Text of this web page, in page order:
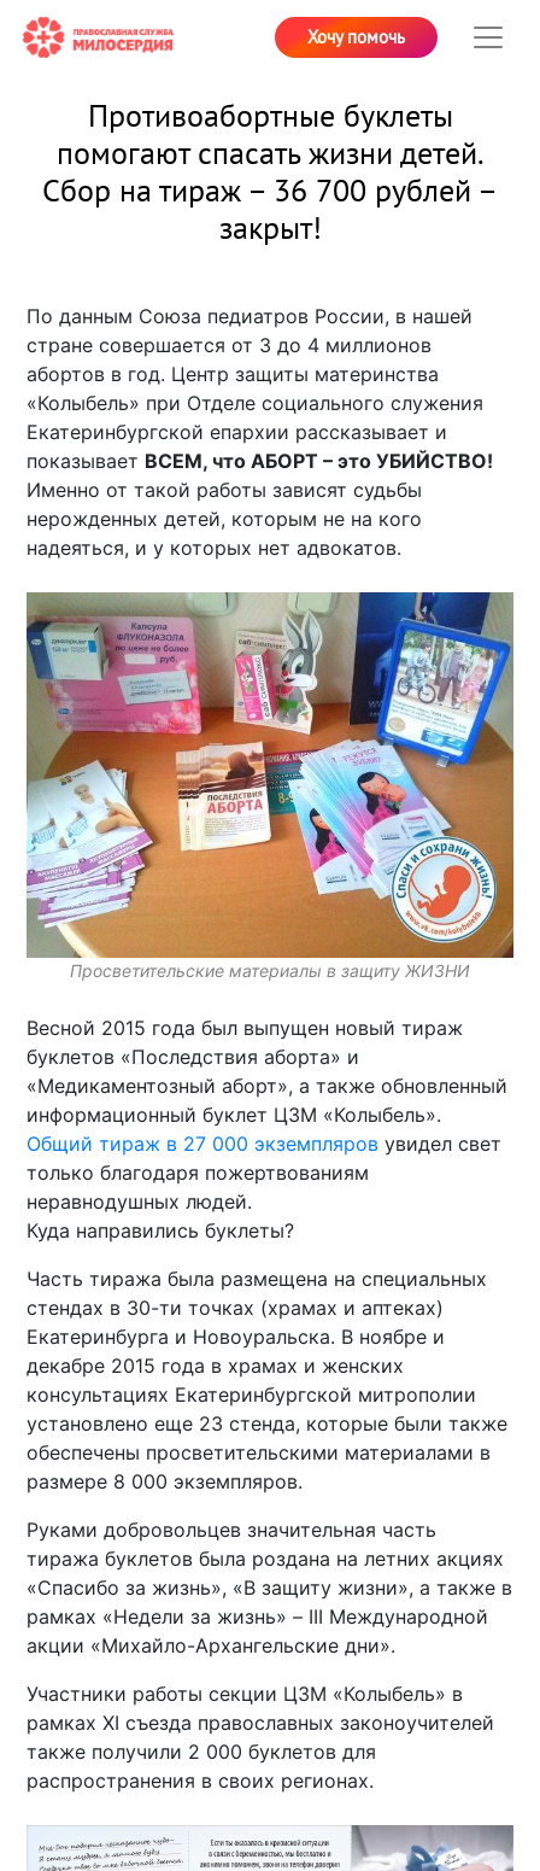
Хочу помочь
Противоабортные буклеты
помогают спасать жизни детей.
Сбор на тираж – 36 700 рублей –
закрыт!
По данным Союза педиатров России, в нашей
стране совершается от 3 до 4 миллионов
абортов в год. Центр защиты материнства
«Колыбель» при Отделе социального служения
Екатеринбургской епархии рассказывает и
показывает ВСЕМ, что АБОРТ – это УБИЙСТВО!
Именно от такой работы зависят судьбы
нерожденных детей, которым не на кого
надеяться, и у которых нет адвокатов.
Просветительские материалы в защиту ЖИЗНИ
Весной 2015 года был выпущен новый тираж
буклетов «Последствия аборта» и
«Медикаментозный аборт», а также обновленный
информационный буклет ЦЗМ «Колыбель».
Общий тираж в 27 000 экземпляров увидел свет
только благодаря пожертвованиям
неравнодушных людей.
Куда направились буклеты?
Часть тиража была размещена на специальных
стендах в 30-ти точках (храмах и аптеках)
Екатеринбурга и Новоуральска. В ноябре и
декабре 2015 года в храмах и женских
консультациях Екатеринбургской митрополии
установлено еще 23 стенда, которые были также
обеспечены просветительскими материалами в
размере 8 000 экземпляров.
Руками добровольцев значительная часть
тиража буклетов была роздана на летних акциях
«Спасибо за жизнь», «В защиту жизни», а также в
рамках «Недели за жизнь» – III Международной
акции «Михайло-Архангельские дни».
Участники работы секции ЦЗМ «Колыбель» в
рамках XI съезда православных законоучителей
также получили 2 000 буклетов для
распространения в своих регионах.